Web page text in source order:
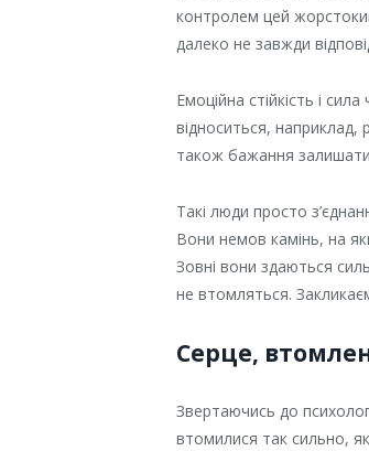
контролем цей
далеко не завжди
Емоційна стійкість і
відноситься,
також бажання
Такі люди просто
Вони немов камінь, на
Зовні вони здаються
не втомляться.
Серце,
Звертаючись до
втомилися так сильно,